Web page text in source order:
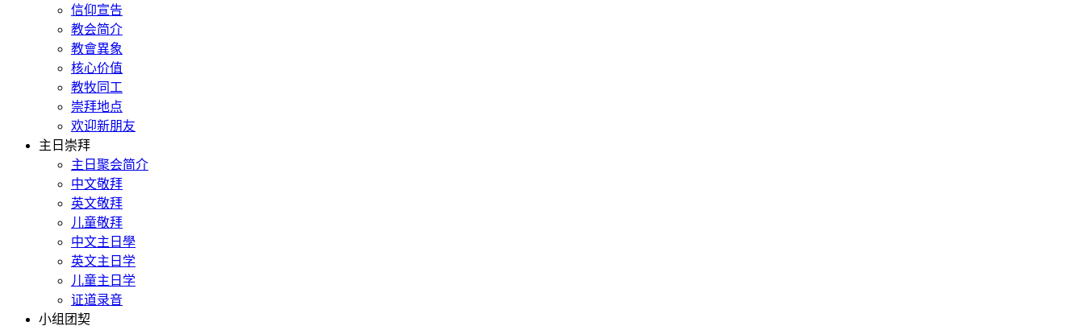
信仰宣告
教会简介
教會異象
核心价值
教牧同工
崇拜地点
欢迎新朋友
主日崇拜
主日聚会简介
中文敬拜
英文敬拜
儿童敬拜
中文主日學
英文主日学
儿童主日学
证道录音
小组团契